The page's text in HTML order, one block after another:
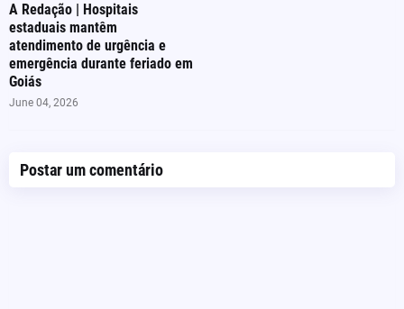
A Redação | Hospitais
estaduais mantêm
atendimento de urgência e
emergência durante feriado em
Goiás
June 04, 2026
Postar um comentário